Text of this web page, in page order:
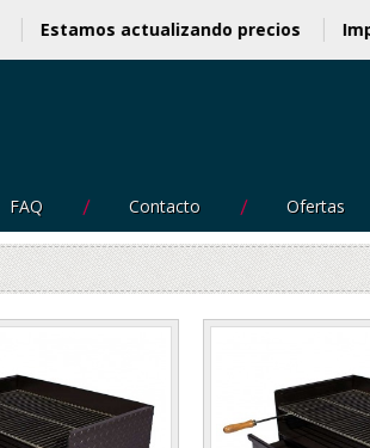
Estamos actualizando precios
FAQ Contacto Ofertas